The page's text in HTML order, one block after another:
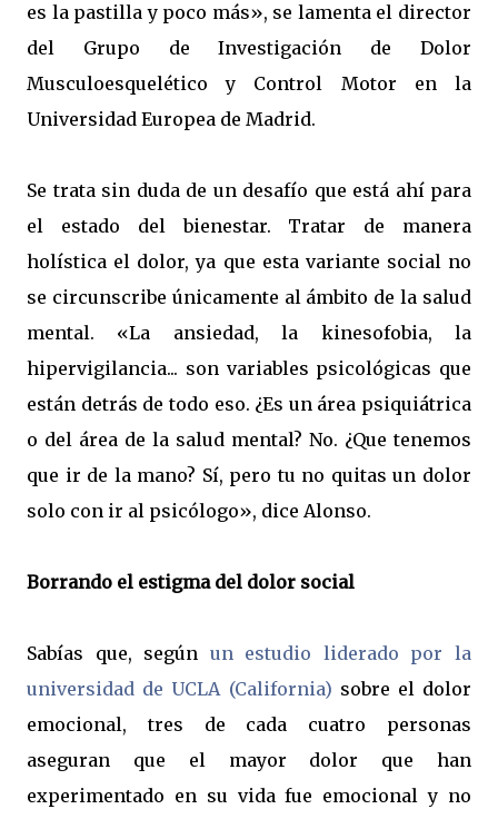
es la pastilla y poco más», se lamenta el director
del Grupo de Investigación de Dolor
Musculoesquelético y Control Motor en la
Universidad Europea de Madrid.
Se trata sin duda de un desafío que está ahí para
el estado del bienestar. Tratar de manera
holística el dolor, ya que esta variante social no
se circunscribe únicamente al ámbito de la salud
mental. «La ansiedad, la kinesofobia, la
hipervigilancia... son variables psicológicas que
están detrás de todo eso. ¿Es un área psiquiátrica
o del área de la salud mental? No. ¿Que tenemos
que ir de la mano? Sí, pero tu no quitas un dolor
solo con ir al psicólogo», dice Alonso.
Borrando el estigma del dolor social
Sabías que, según un estudio liderado por la
universidad de UCLA (California) sobre el dolor
emocional, tres de cada cuatro personas
aseguran que el mayor dolor que han
experimentado en su vida fue emocional y no